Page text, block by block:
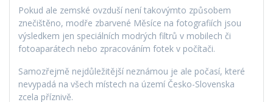
Pokud ale zemské ovzduší není takovýmto způsobem
znečištěno, modře zbarvené Měsíce na fotografiích jsou
výsledkem jen speciálních modrých filtrů v mobilech či
fotoaparátech nebo zpracováním fotek v počítači.
Samozřejmě nejdůležitější neznámou je ale počasí, které
nevypadá na všech místech na území Česko-Slovenska
zcela příznivě.